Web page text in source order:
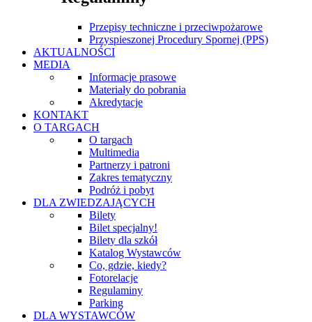
Przepisy techniczne i przeciwpożarowe
Przyspieszonej Procedury Spornej (PPS)
AKTUALNOŚCI
MEDIA
Informacje prasowe
Materiały do pobrania
Akredytacje
KONTAKT
O TARGACH
O targach
Multimedia
Partnerzy i patroni
Zakres tematyczny
Podróż i pobyt
DLA ZWIEDZAJĄCYCH
Bilety
Bilet specjalny!
Bilety dla szkół
Katalog Wystawców
Co, gdzie, kiedy?
Fotorelacje
Regulaminy
Parking
DLA WYSTAWCÓW